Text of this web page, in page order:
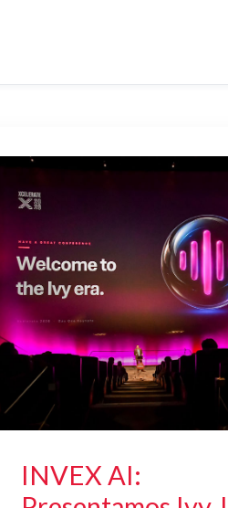
INVEX AI: